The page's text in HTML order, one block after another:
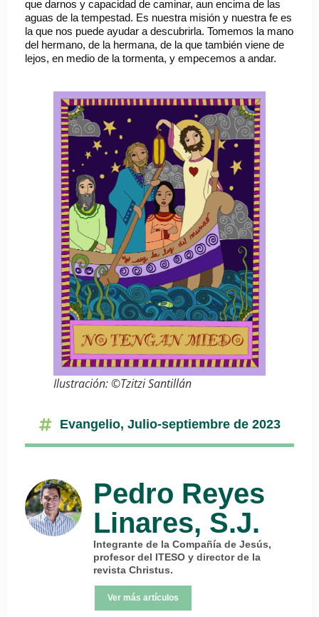
que darnos y capacidad de caminar, aun encima de las
aguas de la tempestad. Es nuestra misión y nuestra fe es
la que nos puede ayudar a descubrirla. Tomemos la mano
del hermano, de la hermana, de la que también viene de
lejos, en medio de la tormenta, y empecemos a andar.
Ilustración: ©Tzitzi Santillán
Evangelio, Julio-septiembre de 2023
Pedro Reyes
Linares, S.J.
Integrante de la Compañía de Jesús,
profesor del ITESO y director de la
revista Christus.
Ver más artículos